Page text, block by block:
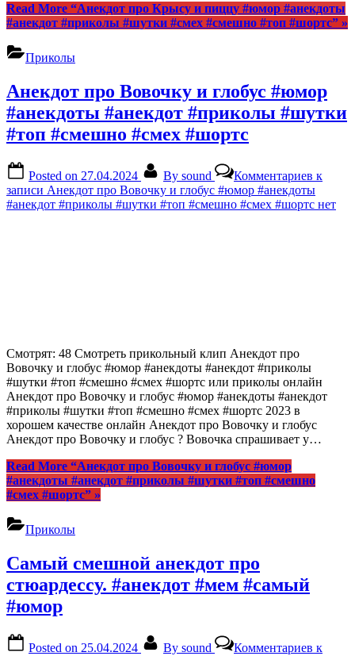
Read More “Анекдот про Крысу и пиццу #юмор #анекдоты
#анекдот #приколы #шутки #смех #смешно #топ #шортс” »
Приколы
Анекдот про Вовочку и глобус #юмор
#анекдоты #анекдот #приколы #шутки
#топ #смешно #смех #шортс
Posted on 27.04.2024 By sound Комментариев к
записи Анекдот про Вовочку и глобус #юмор #анекдоты
#анекдот #приколы #шутки #топ #смешно #смех #шортс нет
Смотрят: 48 Смотреть прикольный клип Анекдот про
Вовочку и глобус #юмор #анекдоты #анекдот #приколы
#шутки #топ #смешно #смех #шортс или приколы онлайн
Анекдот про Вовочку и глобус #юмор #анекдоты #анекдот
#приколы #шутки #топ #смешно #смех #шортс 2023 в
хорошем качестве онлайн Анекдот про Вовочку и глобус
Анекдот про Вовочку и глобус ? Вовочка спрашивает у…
Read More “Анекдот про Вовочку и глобус #юмор
#анекдоты #анекдот #приколы #шутки #топ #смешно
#смех #шортс” »
Приколы
Самый смешной анекдот про
стюардессу. #анекдот #мем #самый
#юмор
Posted on 25.04.2024 By sound Комментариев к